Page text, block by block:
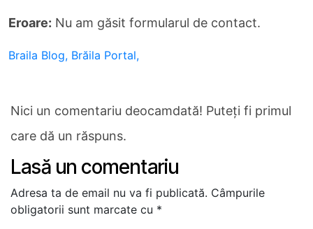
Eroare: Nu am găsit formularul de contact.
Braila Blog, Brăila Portal,
Nici un comentariu deocamdată! Puteți fi primul
care dă un răspuns.
Lasă un comentariu
Adresa ta de email nu va fi publicată. Câmpurile
obligatorii sunt marcate cu *